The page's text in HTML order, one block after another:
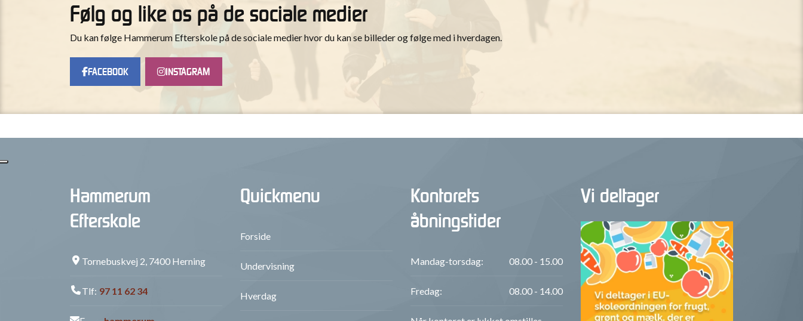
Følg og like os på de sociale medier
Du kan følge Hammerum Efterskole på de sociale medier hvor du kan se billeder og følge med i hverdagen.
FACEBOOK INSTAGRAM
Hammerum
Efterskole
Tornebuskvej 2, 7400 Herning
Tlf: 97 11 62 34
Quickmenu
Forside
Undervisning
Hverdag
Kontorets
åbningstider
Mandag-torsdag: 08.00 - 15.00
Fredag: 08.00 - 14.00
Vi deltager